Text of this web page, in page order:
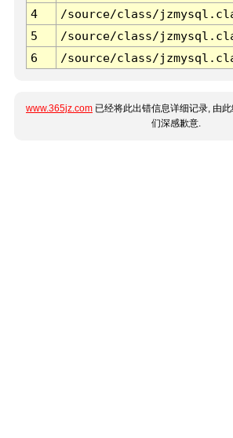
4
/source/class/
5
/source/class/
6
/source/class/
www.365jz.com 已经将此出错信息详细记录, 由
们深感歉意.